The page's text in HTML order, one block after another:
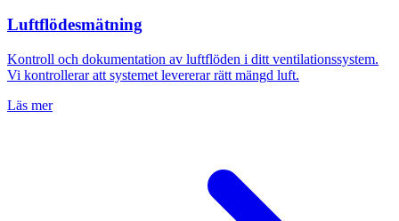
Luftflödesmätning
Kontroll och dokumentation av luftflöden i ditt ventilationssystem.
Vi kontrollerar att systemet levererar rätt mängd luft.
Läs mer